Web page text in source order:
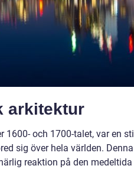
arkitektur
1600- och 1700-talet, var en
sig över hela världen. Denna
reaktion på den